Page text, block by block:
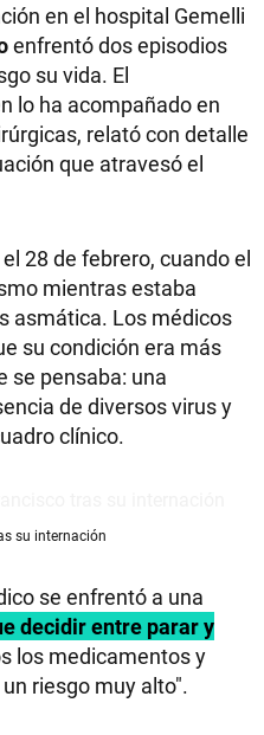
en el hospital Gemelli
enfrentó dos episodios
su vida. El
lo ha acompañado en
relató con detalle
que atravesó el
28 de febrero, cuando el
mientras estaba
asmática. Los médicos
su condición era más
se pensaba: una
de diversos virus y
clínico.
su internación
se enfrentó a una
decidir entre parar y
los medicamentos y
riesgo muy alto".